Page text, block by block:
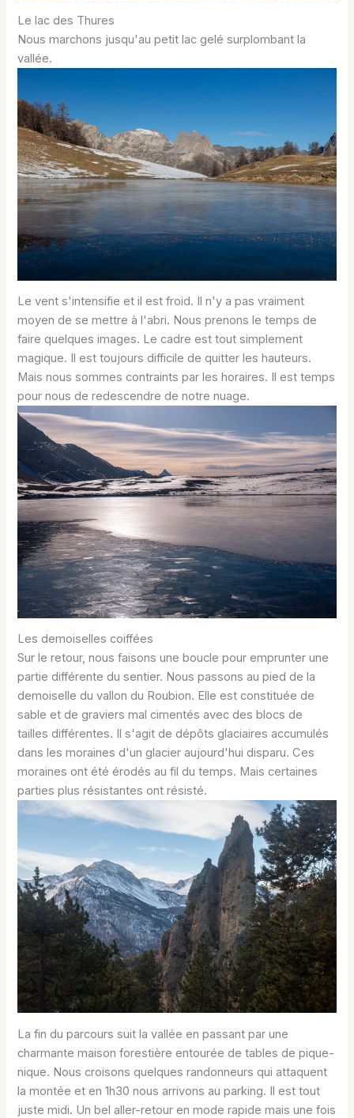
Le lac des Thures
Nous marchons jusqu'au petit lac gelé surplombant la
vallée.
Le vent s'intensifie et il est froid. Il n'y a pas vraiment
moyen de se mettre à l'abri. Nous prenons le temps de
faire quelques images. Le cadre est tout simplement
magique. Il est toujours difficile de quitter les hauteurs.
Mais nous sommes contraints par les horaires. Il est temps
pour nous de redescendre de notre nuage.
Les demoiselles coiffées
Sur le retour, nous faisons une boucle pour emprunter une
partie différente du sentier. Nous passons au pied de la
demoiselle du vallon du Roubion. Elle est constituée de
sable et de graviers mal cimentés avec des blocs de
tailles différentes. Il s'agit de dépôts glaciaires accumulés
dans les moraines d'un glacier aujourd'hui disparu. Ces
moraines ont été érodés au fil du temps. Mais certaines
parties plus résistantes ont résisté.
La fin du parcours suit la vallée en passant par une
charmante maison forestière entourée de tables de pique-
nique. Nous croisons quelques randonneurs qui attaquent
la montée et en 1h30 nous arrivons au parking. Il est tout
juste midi. Un bel aller-retour en mode rapide mais une fois